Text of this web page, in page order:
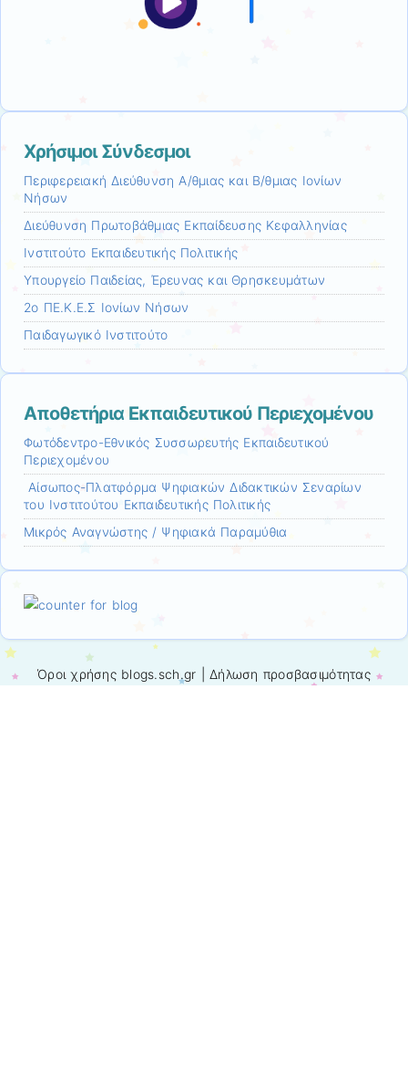
Χρήσιμοι Σύνδεσμοι
Περιφερειακή Διεύθυνση Α/θμιας και Β/θμιας Ιονίων
Νήσων
Διεύθυνση Πρωτοβάθμιας Εκπαίδευσης Κεφαλληνίας
Ινστιτούτο Εκπαιδευτικής Πολιτικής
Υπουργείο Παιδείας, Έρευνας και Θρησκευμάτων
2ο ΠΕ.Κ.Ε.Σ Ιονίων Νήσων
Παιδαγωγικό Ινστιτούτο
Αποθετήρια Εκπαιδευτικού Περιεχομένου
Φωτόδεντρο-Εθνικός Συσσωρευτής Εκπαιδευτικού
Περιεχομένου
Αίσωπος-Πλατφόρμα Ψηφιακών Διδακτικών Σεναρίων
του Ινστιτούτου Εκπαιδευτικής Πολιτικής
Μικρός Αναγνώστης / Ψηφιακά Παραμύθια
Όροι χρήσης blogs.sch.gr Δήλωση προσβασιμότητας